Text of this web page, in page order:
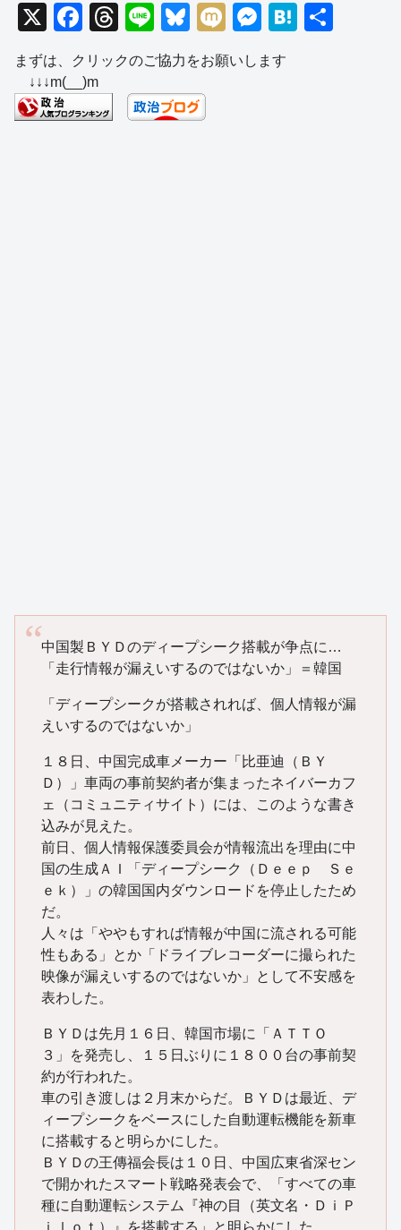
X
F
a
c
e
b
T
hr
e
a
d
Li
n
e
Bl
u
e
sk
y
M
ixi
M
e
ss
H
まずは、クリックのご協力をお願いします
↓↓↓m(__)m
中国製ＢＹＤのディープシーク搭載が争点に…
「走行情報が漏えいするのではないか」＝韓国
「ディープシークが搭載されれば、個人情報が漏
えいするのではないか」
１８日、中国完成車メーカー「比亜迪（ＢＹ
Ｄ）」車両の事前契約者が集まったネイバーカフ
ェ（コミュニティサイト）には、このような書き
込みが見えた。
前日、個人情報保護委員会が情報流出を理由に中
国の生成ＡＩ「ディープシーク（Ｄｅｅｐ Ｓｅ
ｅｋ）」の韓国国内ダウンロードを停止したため
だ。
人々は「ややもすれば情報が中国に流される可能
性もある」とか「ドライブレコーダーに撮られた
映像が漏えいするのではないか」として不安感を
表わした。
ＢＹＤは先月１６日、韓国市場に「ＡＴＴＯ
３」を発売し、１５日ぶりに１８００台の事前契
約が行われた。
車の引き渡しは２月末からだ。ＢＹＤは最近、デ
ィープシークをベースにした自動運転機能を新車
に搭載すると明らかにした。
ＢＹＤの王傳福会長は１０日、中国広東省深セン
で開かれたスマート戦略発表会で、「すべての車
種に自動運転システム『神の目（英文名・ＤｉＰ
ｉｌｏｔ）』を搭載する」と明らかにした。